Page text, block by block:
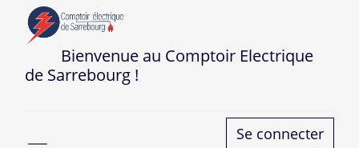
Bienvenue au Comptoir Electrique
de Sarrebourg !
Se connecter